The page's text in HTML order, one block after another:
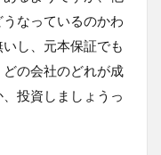
なっているのかわ
し、元本保証でも
の会社のどれが成
投資しましょうっ